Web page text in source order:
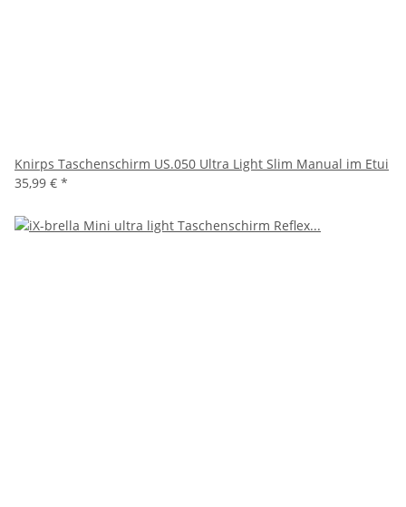
Knirps Taschenschirm US.050 Ultra Light Slim Manual im Etui
35,99 € *